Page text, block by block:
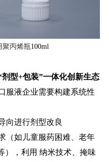
聚丙烯瓶100ml
剂型+包装”一体化创新生态
服液企业需要构建系统性
向进行剂型改良
（如儿童服药困难、老年
），利用 纳米技术、掩味